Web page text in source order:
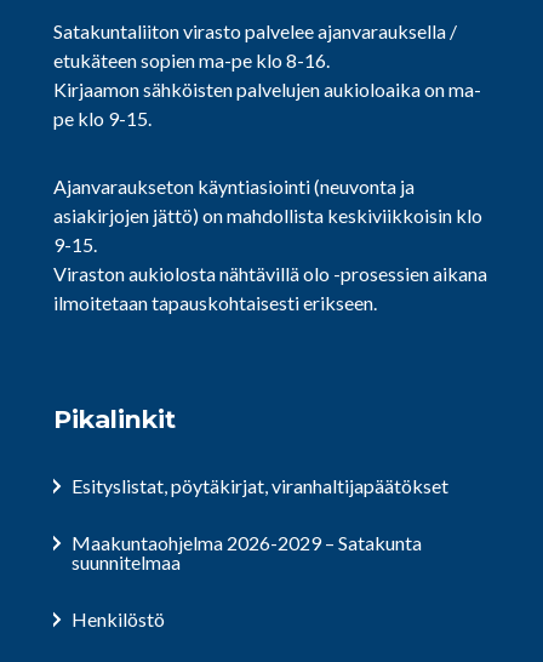
Satakuntaliiton virasto palvelee ajanvarauksella /
etukäteen sopien ma-pe klo 8-16.
Kirjaamon sähköisten palvelujen aukioloaika on ma-
pe klo 9-15.
Ajanvaraukseton käyntiasiointi (neuvonta ja
asiakirjojen jättö) on mahdollista keskiviikkoisin klo
9-15.
Viraston aukiolosta nähtävillä olo -prosessien aikana
ilmoitetaan tapauskohtaisesti erikseen.
Pikalinkit
Esityslistat, pöytäkirjat, viranhaltijapäätökset
Maakuntaohjelma 2026-2029 – Satakunta
suunnitelmaa
Henkilöstö